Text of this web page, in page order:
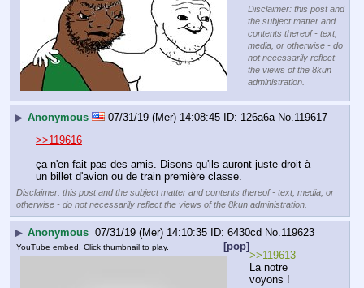
Disclaimer: this post and
the subject matter and
contents thereof - text,
media, or otherwise - do
not necessarily reflect
the views of the 8kun
administration.
▶ Anonymous 07/31/19 (Mer) 14:08:45 126a6a No. 119617
>>119616
ça n'en fait pas des amis. Disons qu'ils auront juste droit à
un billet d'avion ou de train première classe.
Disclaimer: this post and the subject matter and contents thereof - text, media, or
otherwise - do not necessarily reflect the views of the 8kun administration.
▶ Anonymous 07/31/19 (Mer) 14:10:35 6430cd No. 119623
[pop]
YouTube embed. Click thumbnail to play.
>>119613
La notre
voyons !